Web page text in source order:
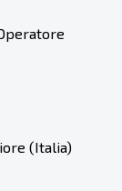
(Italia)